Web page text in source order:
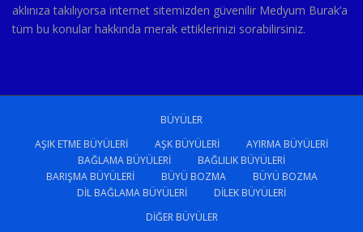
aklınıza takılıyorsa internet sitemizden güvenilir Medyum Burak’a
tüm bu konular hakkında merak ettiklerinizi sorabilirsiniz.
BÜYÜLER
AŞIK ETME BÜYÜLERI
AŞK BÜYÜLERI
AYIRMA BÜYÜLERI
BAĞLAMA BÜYÜLERI
BAĞLILIK BÜYÜLERI
BARIŞMA BÜYÜLERI
BÜYÜ BOZMA
BÜYÜ BOZMA
DIL BAĞLAMA BÜYÜLERI
DILEK BÜYÜLERI
DIĞER BÜYÜLER